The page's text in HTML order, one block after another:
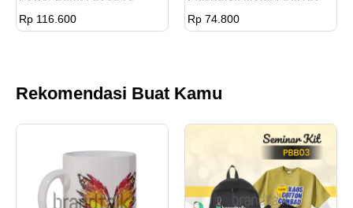
Rp 116.600
Rp 74.800
Rekomendasi Buat Kamu